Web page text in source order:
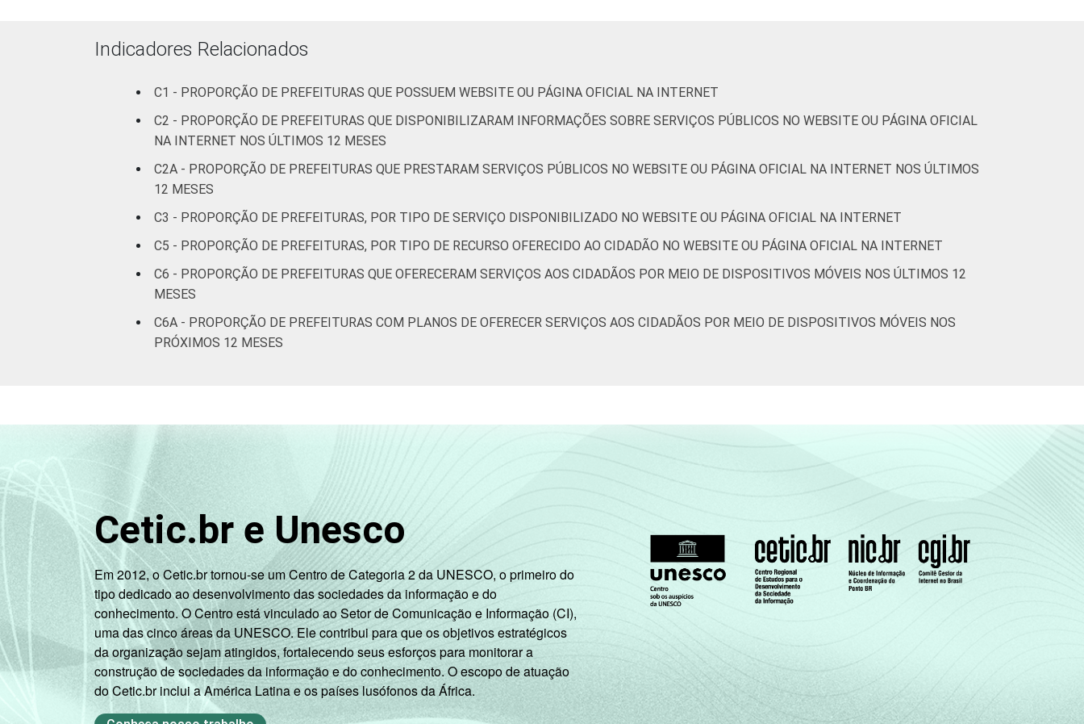
Indicadores Relacionados
C1 - PROPORÇÃO DE PREFEITURAS QUE POSSUEM WEBSITE OU PÁGINA OFICIAL NA INTERNET
C2 - PROPORÇÃO DE PREFEITURAS QUE DISPONIBILIZARAM INFORMAÇÕES SOBRE SERVIÇOS PÚBLICOS NO WEBSITE OU PÁGINA OFICIAL
NA INTERNET NOS ÚLTIMOS 12 MESES
C2A - PROPORÇÃO DE PREFEITURAS QUE PRESTARAM SERVIÇOS PÚBLICOS NO WEBSITE OU PÁGINA OFICIAL NA INTERNET NOS ÚLTIMOS
12 MESES
C3 - PROPORÇÃO DE PREFEITURAS, POR TIPO DE SERVIÇO DISPONIBILIZADO NO WEBSITE OU PÁGINA OFICIAL NA INTERNET
C5 - PROPORÇÃO DE PREFEITURAS, POR TIPO DE RECURSO OFERECIDO AO CIDADÃO NO WEBSITE OU PÁGINA OFICIAL NA INTERNET
C6 - PROPORÇÃO DE PREFEITURAS QUE OFERECERAM SERVIÇOS AOS CIDADÃOS POR MEIO DE DISPOSITIVOS MÓVEIS NOS ÚLTIMOS 12
MESES
C6A - PROPORÇÃO DE PREFEITURAS COM PLANOS DE OFERECER SERVIÇOS AOS CIDADÃOS POR MEIO DE DISPOSITIVOS MÓVEIS NOS
PRÓXIMOS 12 MESES
Cetic.br e Unesco
Em 2012, o Cetic.br tornou-se um Centro de Categoria 2 da UNESCO, o primeiro do
tipo dedicado ao desenvolvimento das sociedades da informação e do
conhecimento. O Centro está vinculado ao Setor de Comunicação e Informação (CI),
uma das cinco áreas da UNESCO. Ele contribui para que os objetivos estratégicos
da organização sejam atingidos, fortalecendo seus esforços para monitorar a
construção de sociedades da informação e do conhecimento. O escopo de atuação
do Cetic.br inclui a América Latina e os países lusófonos da África.